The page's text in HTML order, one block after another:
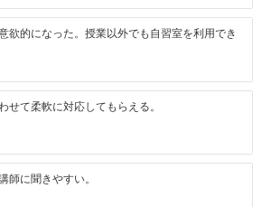
欲的になった。授業以外でも自習室を利用でき
せて柔軟に対応してもらえる。
師に聞きやすい。